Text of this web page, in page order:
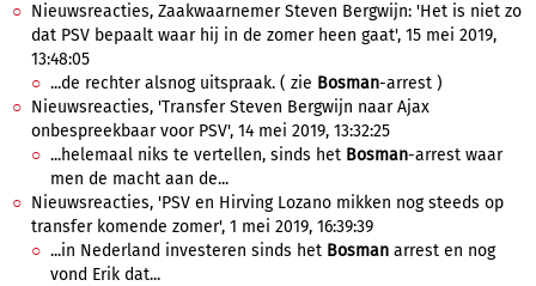
Nieuwsreacties, Zaakwaarnemer Steven Bergwijn: 'Het is niet zo
dat PSV bepaalt waar hij in de zomer heen gaat', 15 mei 2019,
13:48:05
...de rechter alsnog uitspraak. ( zie Bosman-arrest )
Nieuwsreacties, 'Transfer Steven Bergwijn naar Ajax
onbespreekbaar voor PSV', 14 mei 2019, 13:32:25
...helemaal niks te vertellen, sinds het Bosman-arrest waar
men de macht aan de...
Nieuwsreacties, 'PSV en Hirving Lozano mikken nog steeds op
transfer komende zomer', 1 mei 2019, 16:39:39
...in Nederland investeren sinds het Bosman arrest en nog
vond Erik dat...